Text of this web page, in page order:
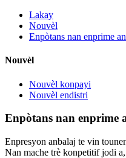
Lakay
Nouvèl
Enpòtans nan enprime
Nouvèl
Nouvèl konpayi
Nouvèl endistri
Enpòtans nan enprime
Enpresyon anbalaj te vin
Nan mache trè konpetitif jodi